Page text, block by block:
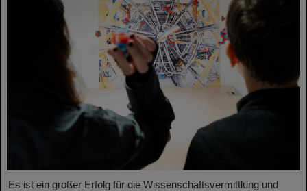
Es ist ein großer Erfolg für die Wissenschaftsvermittlung und